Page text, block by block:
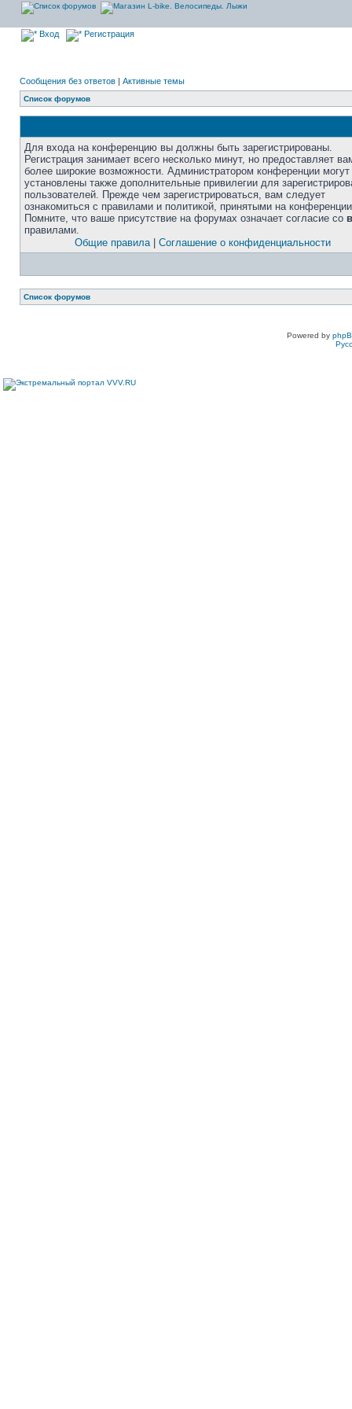
Вход Регистрация
Сообщения без ответов | Активные темы
Список форумов
Для входа на конференцию вы должны быть зарегистрированы.
Регистрация занимает всего несколько минут, но предоставляет
более широкие возможности. Администратором конференции
установлены также дополнительные привилегии для
пользователей. Прежде чем зарегистрироваться, вам следует
ознакомиться с правилами и политикой, принятыми на
Помните, что ваше присутствие на форумах означает согласие со
правилами.
Общие правила| Соглашение о конфиденциальности
Список форумов
Powered by